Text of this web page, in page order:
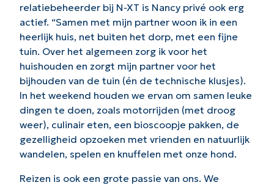
relatiebeheerder bij N-XT is Nancy privé ook erg
actief. “Samen met mijn partner woon ik in een
heerlijk huis, net buiten het dorp, met een fijne
tuin. Over het algemeen zorg ik voor het
huishouden en zorgt mijn partner voor het
bijhouden van de tuin (én de technische klusjes).
In het weekend houden we ervan om samen leuke
dingen te doen, zoals motorrijden (met droog
weer), culinair eten, een bioscoopje pakken, de
gezelligheid opzoeken met vrienden en natuurlijk
wandelen, spelen en knuffelen met onze hond.
Reizen is ook een grote passie van ons. We